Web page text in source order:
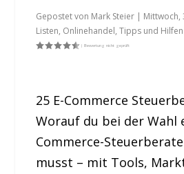
Gepostet von Mark Steier | Mittwoch,
Listen, Onlinehandel,Tipps und Hilfen
25 E-Commerce
Worauf du bei der Wahl
Commerce-
musst – mit Tools,